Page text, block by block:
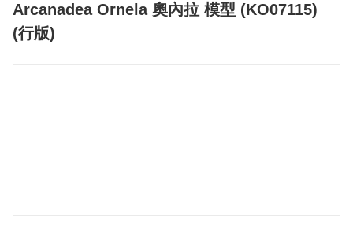
Arcanadea Ornela 奧內拉 模型 (KO07115)
(行版)